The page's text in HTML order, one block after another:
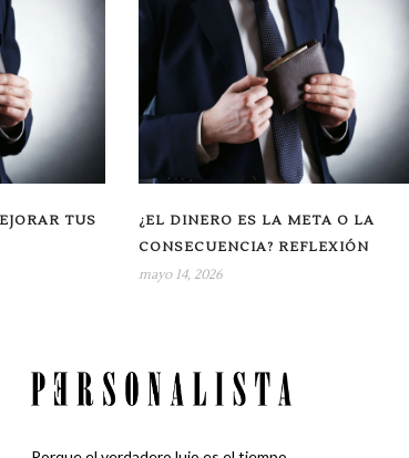
TUS
¿EL DINERO ES LA META O LA
CONSECUENCIA? REFLEXIÓN
mayo 14, 2026